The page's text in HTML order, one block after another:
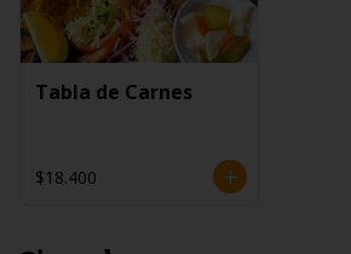
Tabla de Carnes
$18.400